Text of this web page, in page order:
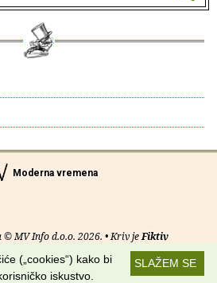
Moderna vremena
MV Info d.o.o. 2026. • Kriv jeFiktiv
• Uvjeti korištenja•RSS kanaliSLAŽEM SE
(„cookies“) kako bi
iskustvo.